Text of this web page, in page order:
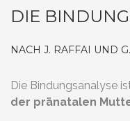
DIE
NACH J. RAFFAI UND
Die Bindungsanalyse
der pränatalen